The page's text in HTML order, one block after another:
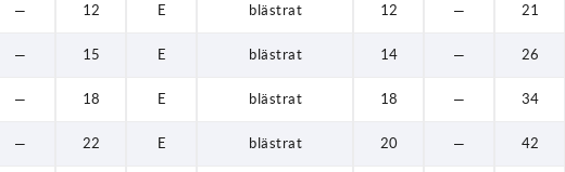
— 12 E blästrat 12 — 21
— 15 E blästrat 14 — 26
— 18 E blästrat 18 — 34
— 22 E blästrat 20 — 42